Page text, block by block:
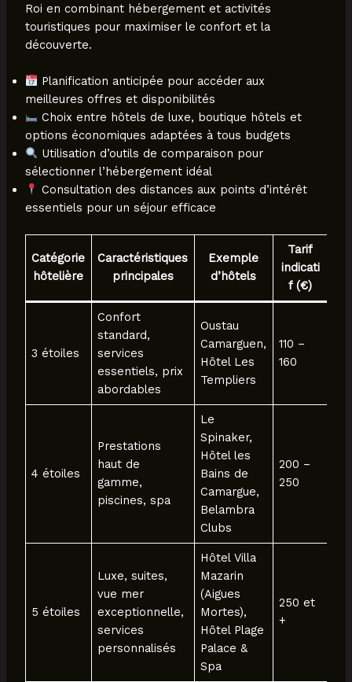
Roi en combinant hébergement et activités
touristiques pour maximiser le confort et la
découverte.
Planification anticipée pour accéder aux
meilleures offres et disponibilités
Choix entre hôtels de luxe, boutique hôtels et
options économiques adaptées à tous budgets
Utilisation d’outils de comparaison pour
sélectionner l’hébergement idéal
Consultation des distances aux points d’intérêt
essentiels pour un séjour efficace
Catégorie
hôtelière
Caractéristiques
principales
Exemple
d’hôtels
Tarif
indicati
f (€)
3 étoiles
Confort
standard,
services
essentiels, prix
abordables
Oustau
Camarguen,
Hôtel Les
Templiers
110 –
160
4 étoiles
Prestations
haut de
gamme,
piscines, spa
Le
Spinaker,
Hôtel les
Bains de
Camargue,
Belambra
Clubs
200 –
250
5 étoiles
Luxe, suites,
vue mer
exceptionnelle,
services
personnalisés
Hôtel Villa
Mazarin
(Aigues
Mortes),
Hôtel Plage
Palace &
Spa
250 et
+